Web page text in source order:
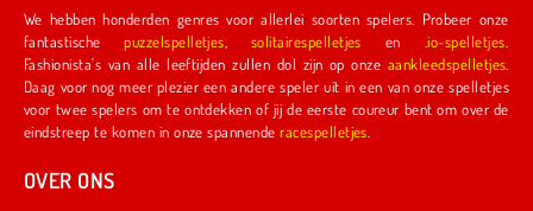
We hebben honderden genres voor allerlei soorten spelers. Probeer onze
fantastischepuzzelspelletjes solitairespelletjes en .io-spelletjes
Fashionista's van alle leeftijden zullen dol zijn op onze aankleedspelletjes
Daag voor nog meer plezier een andere speler uit in een van onze spelletjes
voor twee spelers om te ontdekken of jij de eerste coureur bent om over de
eindstreep te komen in onze spannenderacespelletjes
OVER ONS